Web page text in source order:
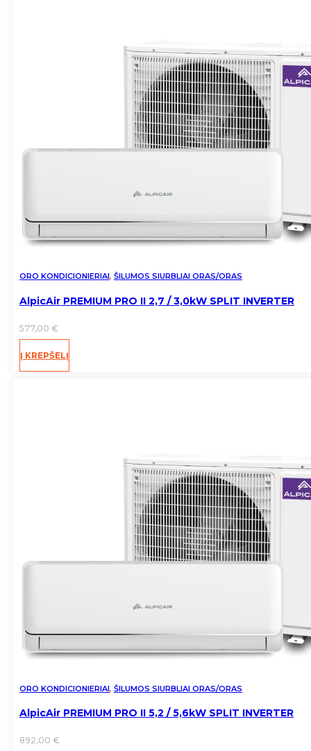
ORO KONDICIONIERIAI, ŠILUMOS SIURBLIAI ORAS/ORAS
AlpicAir PREMIUM PRO II 2,7 / 3,0kW SPLIT INVERTER
577,00 €
Į KREPŠELĮ
ORO KONDICIONIERIAI, ŠILUMOS SIURBLIAI ORAS/ORAS
AlpicAir PREMIUM PRO II 5,2 / 5,6kW SPLIT INVERTER
892,00 €